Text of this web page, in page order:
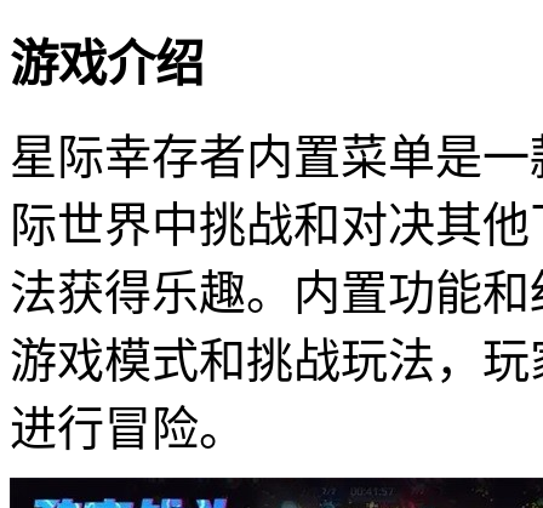
游戏介绍
星际幸存者内置菜单是
际世界中挑战和对决其
法获得乐趣。内置功能
游戏模式和挑战玩法，
进行冒险。